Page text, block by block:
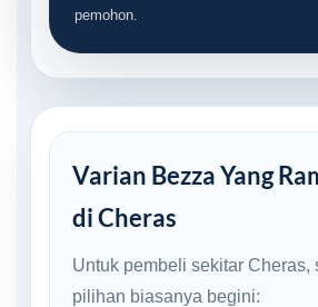
pemohon.
Varian Bezza Yang
di Cheras
Untuk pembeli sekitar Cheras,
pilihan biasanya begini: